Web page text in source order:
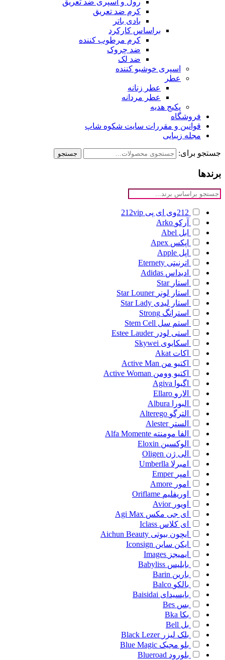
رول و اسپری ضد تعریق
کرم ضد تعریق
بادی باتر
براساس کارکرد
کرم مرطوب کننده
ضد چروک
ضد لک
اسپری خوشبو کننده
عطر
عطر زنانه
عطر مردانه
پکیج هدیه
فروشگاه
قوانین و مقررات سایت شکوه شاپ
مجله زیبایی
جستجو برای: جستجو
برندها
212وی ای پی
212vip
آرکو Arko
ابل Abel
اپکس Apex
اپل Apple
اترنیتی Eternety
ادیداس Adidas
استار Star
استار لونر Star Louner
استار لیدی Star Lady
استرانگ Strong
استم سل Stem Cell
استی لودر Estee Lauder
اسکایوی Skywei
اکات Akat
اکتیو من Active Man
اکتیو وومن Active Woman
اگیوا Agiva
الارو Ellaro
البورا
Albura
الترگو Alterego
الستر Alester
الفا مومنته Alfa Momente
الوکسین Eloxin
الی ژن Oligen
امبرلا Umberlla
امپر Emper
امور Amore
اوریفلیم Oriflame
اویور Avior
ای جی مکس Agi Max
ای کلاس Iclass
ایچون بیوتی Aichun Beauty
ایکن ساین Iconsign
ایمیجز Images
بابلیس Babyliss
بارین Barin
بالکو Balco
بایسیدای Baisidai
بس Bes
بکا Bka
بل Bell
بلک لیزر Black Lezer
بلو مجیک Blue Magic
بلورود Blueroad